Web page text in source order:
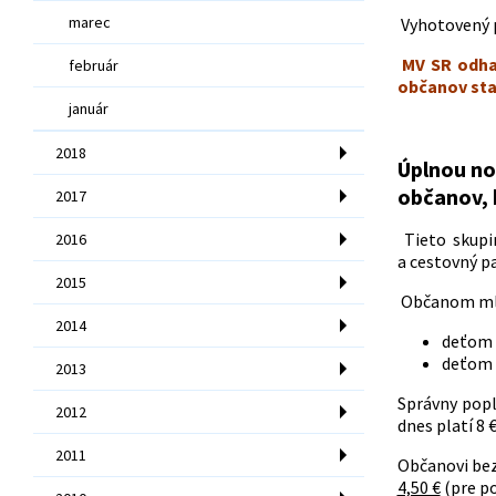
marec
február
január
2018
2017
2016
2015
2014
2013
2012
2011
Vyhotovený
MV SR
občanov
Úplnou
Tieto
a cestovný
Občanom
deťom
deťom
Správny
dnes platí 8
Občanovi
4,50 €(pre